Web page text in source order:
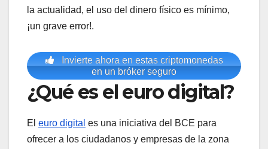
la actualidad, el uso del dinero físico es mínimo,
¡un grave error!.
Invierte ahora en estas criptomonedas
en un bróker seguro
¿Qué es el euro digital?
El euro digital es una iniciativa del BCE para
ofrecer a los ciudadanos y empresas de la zona